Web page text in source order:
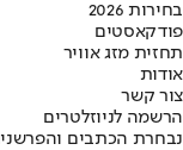
בחירות 2026
פודקאסטים
תחזית מזג אוויר
אודות
צור קשר
הרשמה לניוזלטרים
נבחרת הכתבים